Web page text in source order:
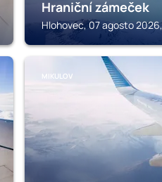
Hraniční zámeček
Hlohovec, 07 agosto
MIKULOV